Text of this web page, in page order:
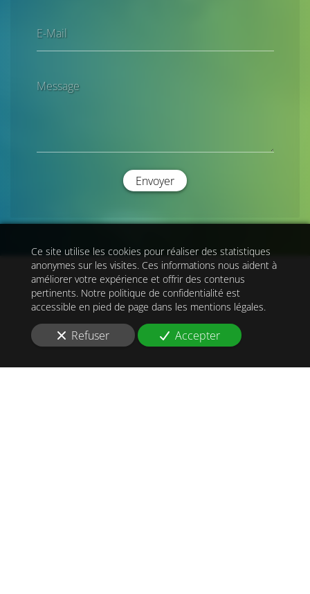
E-Mail
Message
Envoyer
Ce site utilise les cookies pour réaliser des statistiques
anonymes sur les visites. Ces informations nous aident à
améliorer votre expérience et offrir des contenus
pertinents. Notre politique de confidentialité est
accessible en pied de page dans les mentions légales.
Refuser Accepter